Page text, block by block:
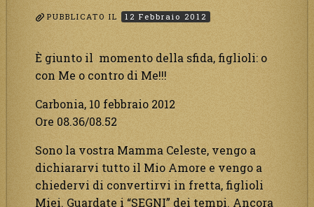
PUBBLICATO IL 12 Febbraio 2012
È giunto il momento della sfida, figlioli: o
con Me o contro di Me!!!
Carbonia, 10 febbraio 2012
Ore 08.36/08.52
Sono la vostra Mamma Celeste, vengo a
dichiararvi tutto il Mio Amore e vengo a
chiedervi di convertirvi in fretta, figlioli
Miei. Guardate i “SEGNI” dei tempi. Ancora